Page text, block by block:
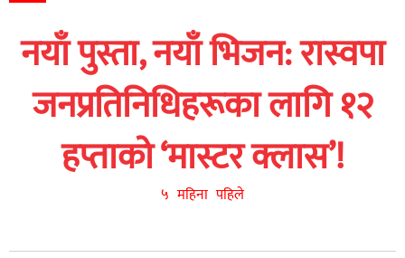
नेपाली
युनिकोड
नयाँ पुस्ता, नयाँ भिजन: रास्वपा
जनप्रतिनिधिहरूका लागि १२
हप्ताको ‘मास्टर क्लास’!
५ महिना पहिले